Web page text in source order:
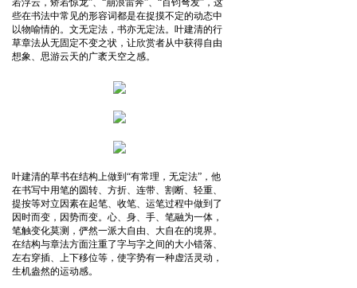
若浮云，矫若惊龙”、“崩浪雷奔”、“百钧弩发”，这
些在书法中常见的形容词都是在捉摸不定的动态中
以物喻情的。文无定法，书亦无定法。叶建清的行
草章法从无固定不变之状，让欣赏者从中获得自由
想象、思游云天的广袤天空之感。
叶建清的草书在结构上做到“有常理，无定法”，他
在书写中用笔的圆转、方折、连带、割断、轻重、
提按等对立因素在起笔、收笔、运笔过程中做到了
因时而变，因势而变。心、身、手、笔融为一体，
笔触变化莫测，俨然一派大自由、大自在的境界。
在结构与章法方面注重了字与字之间的大小错落、
左右穿插、上下移位等，使字势有一种虚活灵动，
生机盎然的运动感。